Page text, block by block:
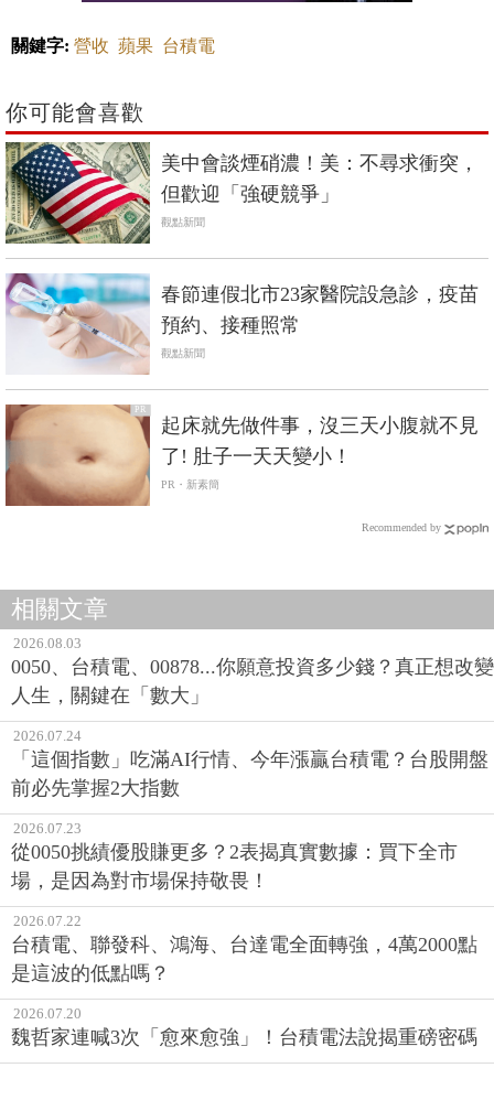
關鍵字: 營收 蘋果 台積電
你可能會喜歡
美中會談煙硝濃！美：不尋求衝突，
但歡迎「強硬競爭」
觀點新聞
春節連假北市23家醫院設急診，疫苗
預約、接種照常
觀點新聞
PR
起床就先做件事，沒三天小腹就不見
了! 肚子一天天變小！
PR・新素簡
Recommended by
相關文章
2026.08.03
0050、台積電、00878...你願意投資多少錢？真正想改變
人生，關鍵在「數大」
2026.07.24
「這個指數」吃滿AI行情、今年漲贏台積電？台股開盤
前必先掌握2大指數
2026.07.23
從0050挑績優股賺更多？2表揭真實數據：買下全市
場，是因為對市場保持敬畏！
2026.07.22
台積電、聯發科、鴻海、台達電全面轉強，4萬2000點
是這波的低點嗎？
2026.07.20
魏哲家連喊3次「愈來愈強」！台積電法說揭重磅密碼